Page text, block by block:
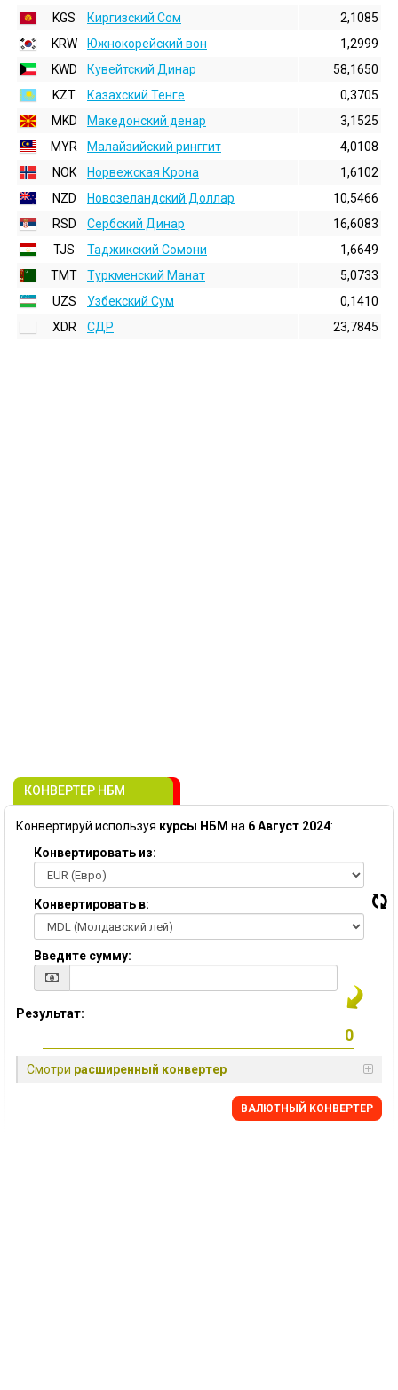
KGS
Киргизский Сом
2,1085
KRW
Южнокорейский вон
1,2999
KWD
Кувейтский Динар
58,1650
KZT
Казахский Тенге
0,3705
MKD
Македонский денар
3,1525
MYR
Малайзийский ринггит
4,0108
NOK
Норвежская Крона
1,6102
NZD
Новозеландский Доллар
10,5466
RSD
Сербский Динар
16,6083
TJS
Таджикский Сомони
1,6649
TMT
Туркменский Манат
5,0733
UZS
Узбекский Сум
0,1410
XDR
СДР 23,7845
КОНВЕРТЕР НБМ
Конвертируй используя курсы НБМ на 6 Август 2024:
Конвертировать из:
Конвертировать в:
Введите сумму:
Результат:
Смотри расширенный конвертер
BАЛЮТНЫЙ KОНВЕРТЕР